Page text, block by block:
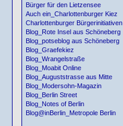
Bürger für den Lietzensee
Auch ein_Charlottenburger Kiez
Charlottenburger Bürgerinitiativen
Blog_Rote Insel aus Schöneberg
Blog_potseblog aus Schöneberg
Blog_Graefekiez
Blog_Wrangelstraße
Blog_Moabit Online
Blog_Auguststrasse aus Mitte
Blog_Modersohn-Magazin
Blog_Berlin Street
Blog_Notes of Berlin
Blog@inBerlin_Metropole Berlin